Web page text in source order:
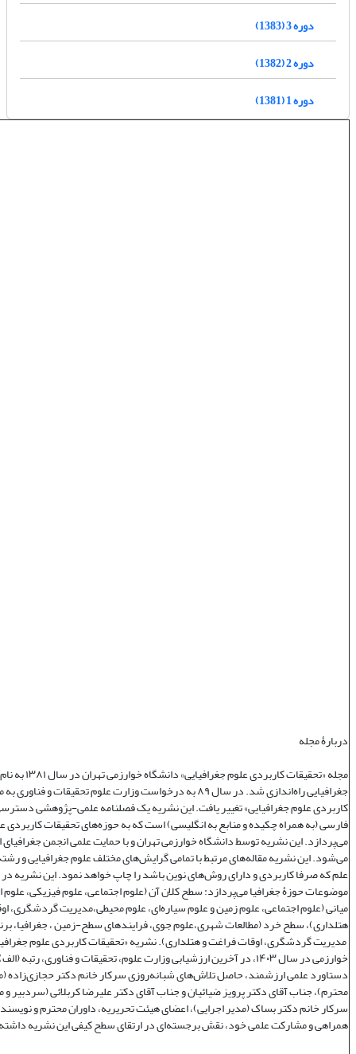
دوره 3 (1383)
دوره 2 (1382)
دوره 1 (1381)
دربارۀ مجله
مجله «تحقیقات کاربردی
جغرافیایی راه‌اندازی شد. در سال ۸۹ به درخواست وزارت علوم تحقیقات و
کاربردی علوم جغرافیایی» تغییر یافت. این نشریه یک فصلنامه علمی‌-پژوهشی
فارسی (به همراه چکیده و منابع به انگلیسی) است که به حوزه‌های تحقیقات کاربردی
می‌پردازد. این نشریه توسط دانشگاه خوارزمی تهران و با حمایت علمی انجمن جغرافیای
می‌شود. این نشریه مقاله‌های مرتبط با تمامی گرایش‌های مختلف علوم جغرافیایی و
علم که صرفا کاربردی و دارای روش‌های نوین باشد را چاپ خواهد نمود. این نشریه
موضوعات حوزۀ جغرافیا می‌پردازد: سطح کلان آن (علوم اجتماعی، علوم فیزیکی،
میانی (علوم اجتماعی، علوم زمین و علوم سیاره‌ای، علوم محیطی،مدیریت گردشگری،
هتلداری)، سطح خرد (مطالعات شهری،علوم جوی، فرایندهای سطح-زمین ، جغرافیا،
مدیریت گردشگری، اوقات فراغت و هتلداری). نشریه «تحقیقات کاربردی علوم
خوارزمی در سال ۱۴۰۳، در آخرین ارزشیابی وزارت علوم، تحقیقات و فناوری،
دستاورد علمی ارزشمند، حاصل تلاش‌های شبانه‌روزی سرکار خانم دکتر حجازی‌زاده
محترم)، جناب آقای دکتر پرویز ضیائیان و جناب آقای دکتر علیرضا کربلائی (سردبیر
سرکار خانم دکتر بساک (مدیر اجرایی)، اعضای هیئت تحریریه، داوران محترم و
همراهی و مشارکت علمی خود، نقش برجسته‌ای در ارتقای سطح کیفی این نشریه